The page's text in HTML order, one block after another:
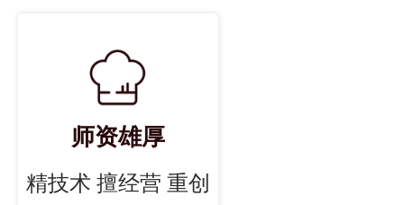
师资雄厚
精技术 擅经营 重创